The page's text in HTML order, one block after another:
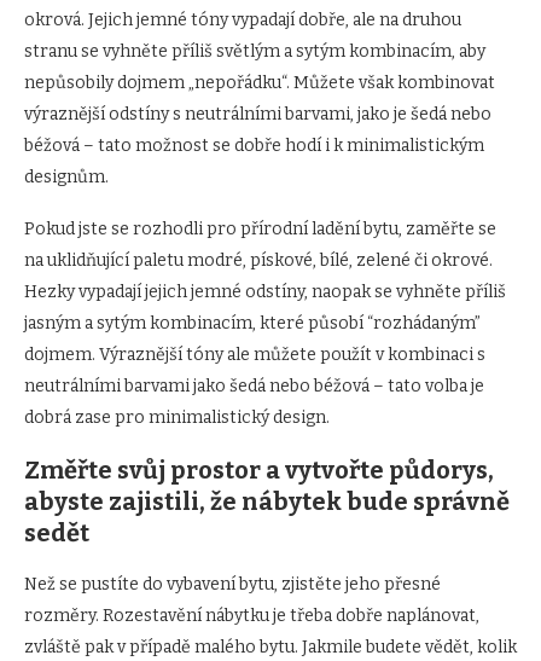
okrová. Jejich jemné tóny vypadají dobře, ale na druhou
stranu se vyhněte příliš světlým a sytým kombinacím, aby
nepůsobily dojmem „nepořádku“. Můžete však kombinovat
výraznější odstíny s neutrálními barvami, jako je šedá nebo
béžová – tato možnost se dobře hodí i k minimalistickým
designům.
Pokud jste se rozhodli pro přírodní ladění bytu, zaměřte se
na uklidňující paletu modré, pískové, bílé, zelené či okrové.
Hezky vypadají jejich jemné odstíny, naopak se vyhněte příliš
jasným a sytým kombinacím, které působí “rozhádaným”
dojmem. Výraznější tóny ale můžete použít v kombinaci s
neutrálními barvami jako šedá nebo béžová – tato volba je
dobrá zase pro minimalistický design.
Změřte svůj prostor a vytvořte půdorys,
abyste zajistili, že nábytek bude správně
sedět
Než se pustíte do vybavení bytu, zjistěte jeho přesné
rozměry. Rozestavění nábytku je třeba dobře naplánovat,
zvláště pak v případě malého bytu. Jakmile budete vědět, kolik